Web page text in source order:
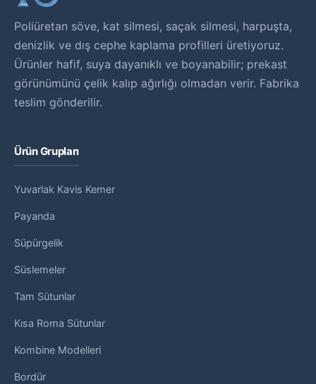
Poliüretan söve, kat silmesi, saçak silmesi, harpuşta,
denizlik ve dış cephe kaplama profilleri üretiyoruz.
Ürünler hafif, suya dayanıklı ve boyanabilir; prekast
görünümünü çelik kalıp ağırlığı olmadan verir. Fabrika
teslim gönderilir.
Ürün Grupları
Yuvarlak Kavis Kemer
Payanda
Süpürgelik
Süslemeler
Tam Sütunlar
Kısa Roma Sütunlar
Kombine Modelleri
Bordür